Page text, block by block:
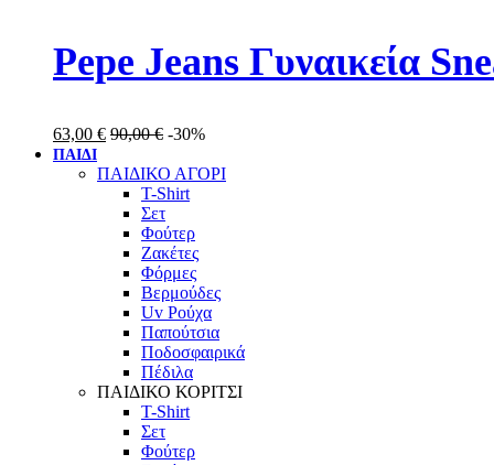
Pepe Jeans Γυναικεία
63,00 € 90,00€ -30%
ΠΑΙΔΙ
ΠΑΙΔΙΚΟ ΑΓΟΡΙ
T-Shirt
Σετ
Φούτερ
Ζακέτες
Φόρμες
Βερμούδες
Uv Ρούχα
Παπούτσια
Ποδοσφαιρικά
Πέδιλα
ΠΑΙΔΙΚΟ ΚΟΡΙΤΣΙ
T-Shirt
Σετ
Φούτερ